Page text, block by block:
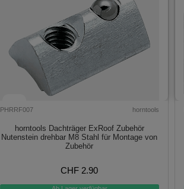
PHRRF007 horntools
horntools Dachträger ExRoof Zubehör
Nutenstein drehbar M8 Stahl für Montage von
Zubehör
CHF 2.90